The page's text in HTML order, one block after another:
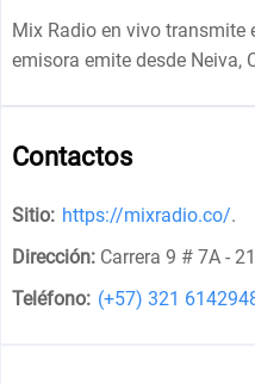
Mix Radio en vivo transmite
emisora emite desde Neiva,
Contactos
Sitio: https://mixradio.co/.
Dirección: Carrera 9 # 7A -
Teléfono: (+57) 321